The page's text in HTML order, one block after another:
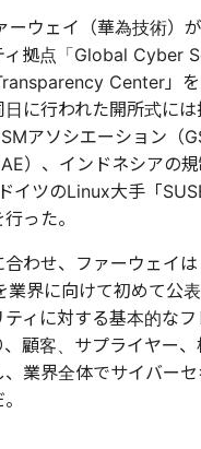
ーウェイ（華為技術）
ィ拠点「Global Cyber
Center」を
日に行われた開所式に
アソシエーション（
）、インドネシアの
イツのLinux大手「
った。
合わせ、ファーウェイ
業界に向けて初めて公
ティに対する基本的な
顧客、サプライヤー
業界全体でサイバー